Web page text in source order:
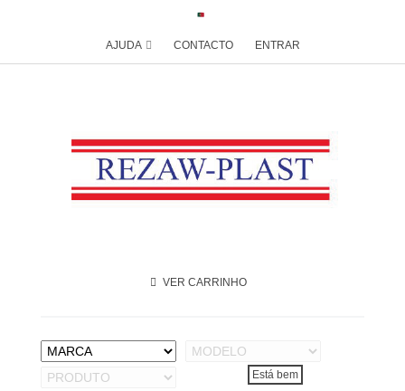
AJUDA CONTACTO ENTRAR
VER CARRINHO